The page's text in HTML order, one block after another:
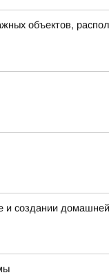
объектов,
и создании